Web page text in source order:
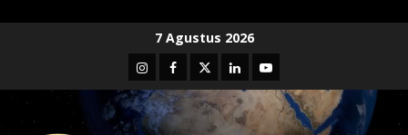
7 Agustus 2026
InstagramFacebook
TwitterLinkedinYoutube